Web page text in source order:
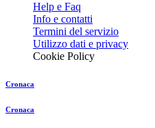
Help e Faq
Info e contatti
Termini del servizio
Utilizzo dati e privacy
Cookie Policy
Cronaca
Cronaca